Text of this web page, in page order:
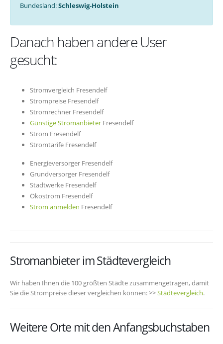
Bundesland:Schleswig-Holstein
Danach haben andere User
gesucht:
Stromvergleich Fresendelf
Strompreise Fresendelf
Stromrechner Fresendelf
Günstige Stromanbieter Fresendelf
Strom Fresendelf
Stromtarife Fresendelf
Energieversorger Fresendelf
Grundversorger Fresendelf
Stadtwerke Fresendelf
Ökostrom Fresendelf
Strom anmelden Fresendelf
Stromanbieter im Städtevergleich
Wir haben Ihnen die 100 größten Städte zusammengetragen, damit
Sie die Strompreise dieser vergleichen können: >>Städtevergleich.
Weitere Orte mit den Anfangsbuchstaben